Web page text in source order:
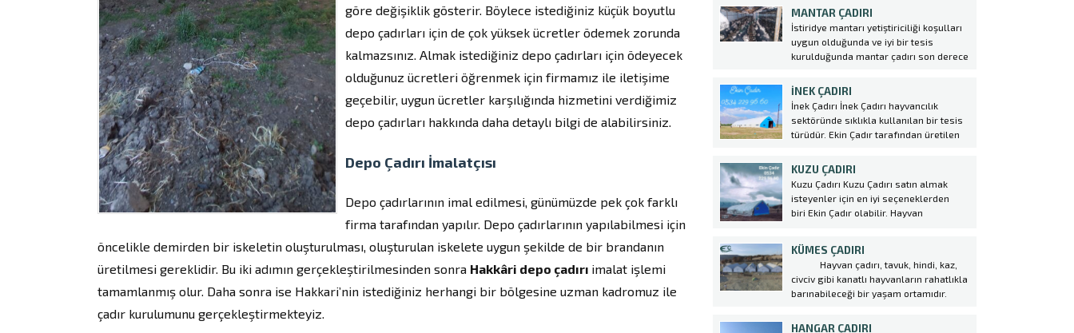
göre değişiklik gösterir. Böylece istediğiniz küçük boyutlu
depo çadırları için de çok yüksek ücretler ödemek zorunda
kalmazsınız. Almak istediğiniz depo çadırları için ödeyecek
olduğunuz ücretleri öğrenmek için firmamız ile iletişime
geçebilir, uygun ücretler karşılığında hizmetini verdiğimiz
depo çadırları hakkında daha detaylı bilgi de alabilirsiniz.
Depo Çadırı İmalatçısı
Depo çadırlarının imal edilmesi, günümüzde pek çok farklı
firma tarafından yapılır. Depo çadırlarının yapılabilmesi için
öncelikle demirden bir iskeletin oluşturulması, oluşturulan iskelete uygun şekilde de bir brandanın
üretilmesi gereklidir. Bu iki adımın gerçekleştirilmesinden sonra Hakkâri depo çadırı imalat işlemi
tamamlanmış olur. Daha sonra ise Hakkari’nin istediğiniz herhangi bir bölgesine uzman kadromuz ile
çadır kurulumunu gerçekleştirmekteyiz.
olarak kullanılmaktadır. Şantiye
alanlarınızda her türlü gerek kısa
gerekse uzun vadeli olsun tüm
ihtiyaçlarınız için Ekin Çadır
olarak şantiye çadırı üretiyoruz....
MANTAR ÇADIRI
İstiridye mantarı yetiştiriciliği koşulları
uygun olduğunda ve iyi bir tesis
kurulduğunda mantar çadırı son derece
büyükşehirlerde daha fazladır. Kültür
mantarı, etin yerini tutabilecek kadar
yoğun protein deposudur. Et fiyatlarına
İNEK ÇADIRI
İnek Çadırı İnek Çadırı hayvancılık
sektöründe sıklıkla kullanılan bir tesis
türüdür. Ekin Çadır tarafından üretilen
tarım teknikleri ile uyumlu şekilde
tasarlanmıştır. İnek Çadırı seçerken
dikkat edilmesi gereken bazı önemli
noktalar vardır. Öncelikle hayvan
sayısına ve ihtiyaca uygun bir...
KUZU ÇADIRI
Kuzu Çadırı Kuzu Çadırı satın almak
isteyenler için en iyi seçeneklerden
biri Ekin Çadır olabilir. Hayvan
kullanarak dayanıklı ve uzun ömürlü
çadırlar üretmektedir. Kuzu
Çadırı kurulumu oldukça kolaydır ve
çiftlik sahiplerine büyük avantajlar
KÜMES ÇADIRI
Hayvan çadırı, tavuk, hindi, kaz,
civciv gibi kanatlı hayvanların rahatlıkla
barınabileceği bir yaşam ortamıdır.
çiftliği oluşturmak amacıyla kurulan
HANGAR ÇADIRI